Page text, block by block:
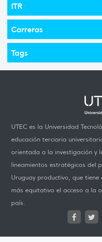
ITR
Carreras
Tags
UTEC es la Universidad
educación terciaria
orientada a la investigación y
lineamientos estratégicos del
Uruguay productivo, que
más equitativo el acceso a la
país.